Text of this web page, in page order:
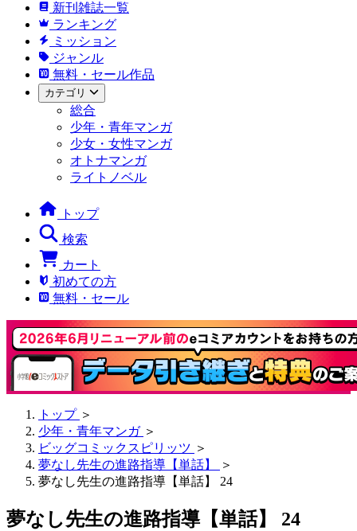
新刊雑誌一覧
ランキング
ミッション
ジャンル
無料・セール作品
カテゴリ
総合
少年・青年マンガ
少女・女性マンガ
オトナマンガ
ライトノベル
トップ
検索
カート
初めての方
無料・セール
トップ ＞
少年・青年マンガ ＞
ビッグコミックスピリッツ ＞
夢なし先生の進路指導【単話】
＞
夢なし先生の進路指導【単話】 24
夢なし先生の進路指導【単話】 24